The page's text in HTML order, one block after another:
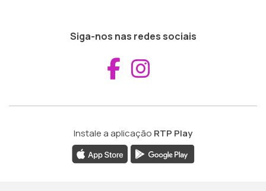
Siga-nos nas redes sociais
Aceder ao
Instale a aplicação RTP Play